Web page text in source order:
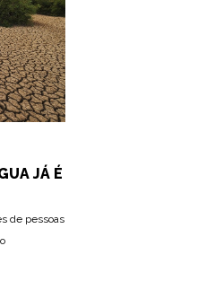
JÁ É
de pessoas